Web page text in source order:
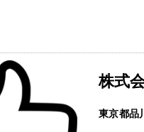
株式
東京都品